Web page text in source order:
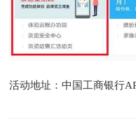
活动地址：中国工商银行